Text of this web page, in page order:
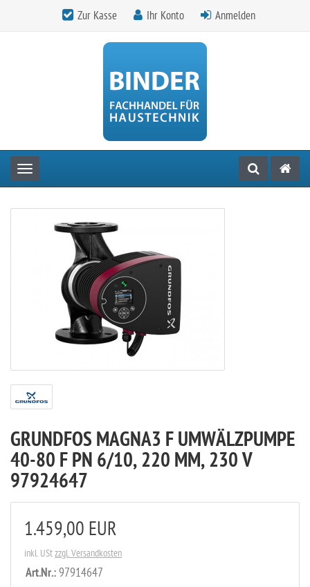
Zur Kasse Ihr Konto Anmelden
Toggle navigation
GRUNDFOS MAGNA3 F UMWÄLZPUMPE
40-80 F PN 6/10, 220 MM, 230 V
97924647
1.459,00 EUR
inkl. UStzzgl. Versandkosten
Art.Nr.: 97914647